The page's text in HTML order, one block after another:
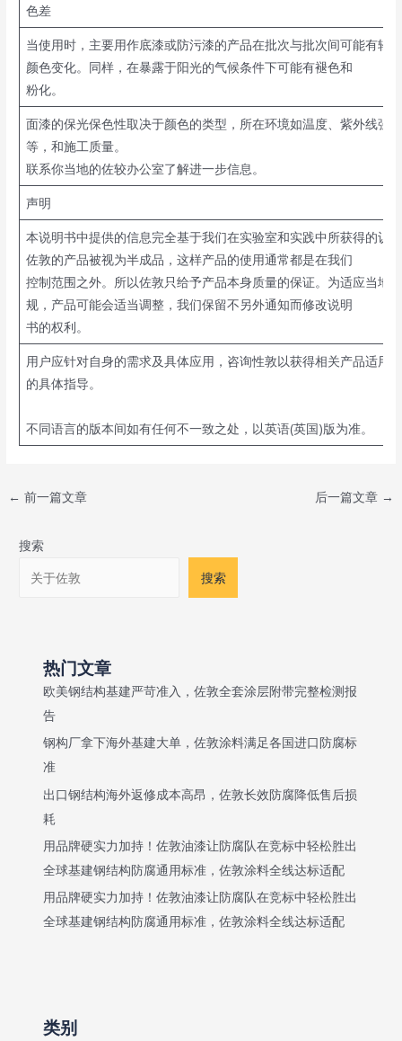
色差
当使用时，主要用作底漆或防污漆的产品在批次与批次间可能有轻
颜色变化。同样，在暴露于阳光的气候条件下可能有褪色和
粉化。
面漆的保光保色性取决于颜色的类型，所在环境如温度、紫外线强度
等，和施工质量。
联系你当地的佐较办公室了解进一步信息。
声明
本说明书中提供的信息完全基于我们在实验室和实践中所获得的认
佐敦的产品被视为半成品，这样产品的使用通常都是在我们
控制范围之外。所以佐敦只给予产品本身质量的保证。为适应当地
规，产品可能会适当调整，我们保留不另外通知而修改说明
书的权利。
用户应针对自身的需求及具体应用，咨询性敦以获得相关产品适用
的具体指导。
不同语言的版本间如有任何不一致之处，以英语(英国)版为准。
Post
← 前一篇文章 后一篇文章 →
搜索
搜索
热门文章
欧美钢结构基建严苛准入，佐敦全套涂层附带完整检测报
告
钢构厂拿下海外基建大单，佐敦涂料满足各国进口防腐标
准
出口钢结构海外返修成本高昂，佐敦长效防腐降低售后损
耗
用品牌硬实力加持！佐敦油漆让防腐队在竞标中轻松胜出
全球基建钢结构防腐通用标准，佐敦涂料全线达标适配
用品牌硬实力加持！佐敦油漆让防腐队在竞标中轻松胜出
全球基建钢结构防腐通用标准，佐敦涂料全线达标适配
类别